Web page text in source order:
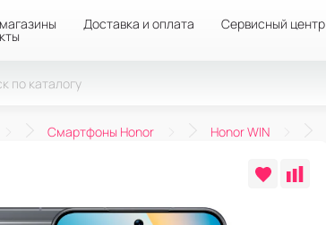
Доставка и оплата Сервисный центр
Смартфоны Honor Honor WIN